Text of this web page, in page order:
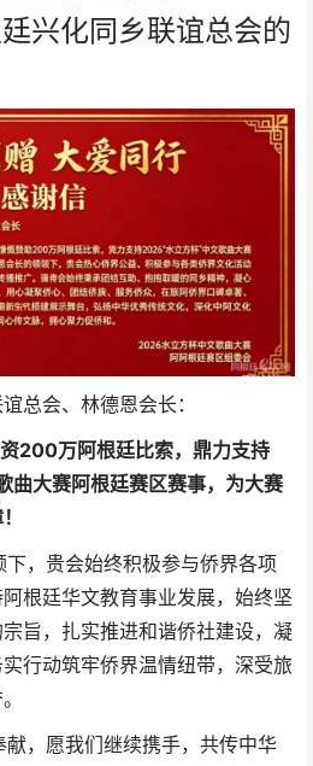
兴化同乡联谊总会的
总会、林德恩会长：
200万阿根廷比索，鼎力支持
曲大赛阿根廷赛区赛事，为大赛
，贵会始终积极参与侨界各项
根廷华文教育事业发展，始终坚
旨，扎实推进和谐侨社建设，凝
行动筑牢侨界温情纽带，深受旅
，愿我们继续携手，共传中华